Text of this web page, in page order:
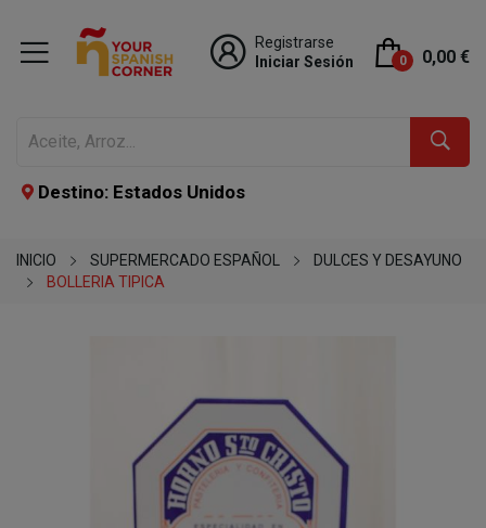
Registrarse
Iniciar Sesión
0 0,00 €
Destino: Estados Unidos
INICIO SUPERMERCADO ESPAÑOL
DULCES Y DESAYUNO
BOLLERIA TIPICA